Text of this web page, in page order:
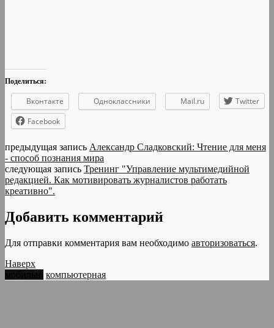
Поделиться:
Вконтакте Одноклассники Mail.ru
Twitter
Facebook
предыдущая запись Александр Сладковский: Чтение для меня
- способ познания мира
следующая запись Тренинг "Управление мультимедийной
редакцией. Как мотивировать журналистов работать
креативно".
Добавить комментарий
Для отправки комментария вам необходимо авторизоваться.
Наверх
компьютерная